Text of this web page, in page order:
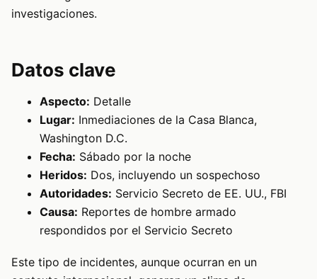
investigaciones.
Datos clave
Aspecto: Detalle
Lugar: Inmediaciones de la Casa Blanca,
Washington D.C.
Fecha: Sábado por la noche
Heridos: Dos, incluyendo un sospechoso
Autoridades: Servicio Secreto de EE. UU., FBI
Causa: Reportes de hombre armado
respondidos por el Servicio Secreto
Este tipo de incidentes, aunque ocurran en un